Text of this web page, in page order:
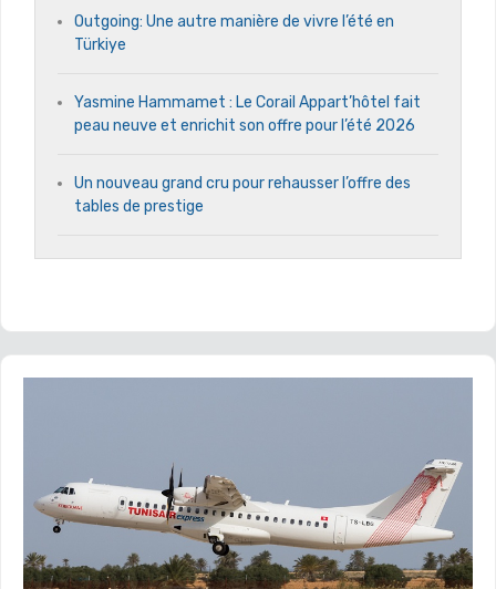
Outgoing: Une autre manière de vivre l’été en
Türkiye
Yasmine Hammamet : Le Corail Appart’hôtel fait
peau neuve et enrichit son offre pour l’été 2026
Un nouveau grand cru pour rehausser l’offre des
tables de prestige